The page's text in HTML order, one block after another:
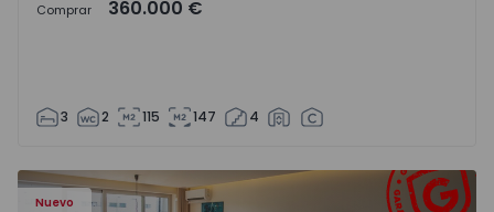
Comprar 360.000 €
3 2 115 147 4
Nuevo
e Argivai - 1574602 - 20
Apartamento T3 Póvoa de Varzim, Póvoa de Varzim,